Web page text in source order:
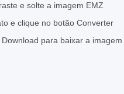
e solte a imagem EMZ
e clique no botão Converter
para baixar a imagem